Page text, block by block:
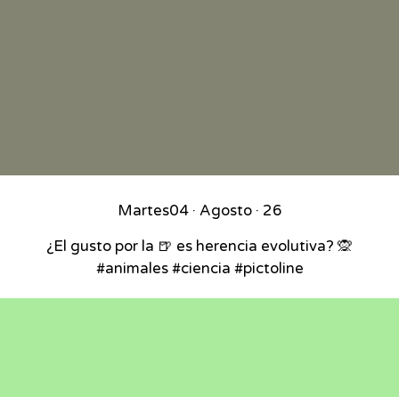
Martes04 · Agosto · 26
¿El gusto por la 🍺 es herencia evolutiva? 🙊
#animales #ciencia #pictoline